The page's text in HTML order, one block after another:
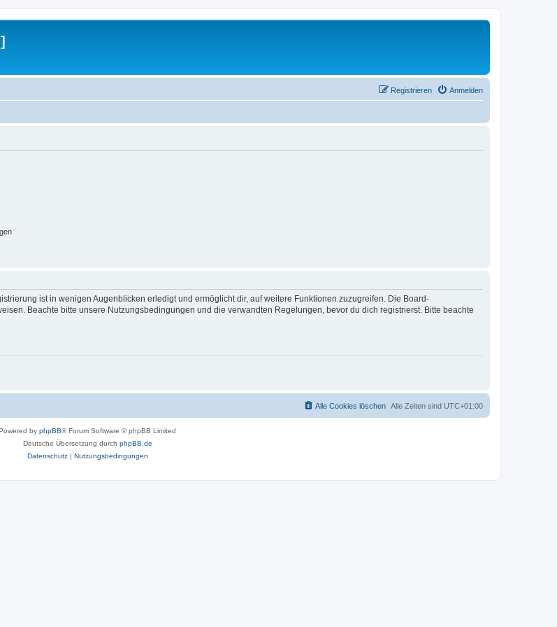
Anmelden
Registrieren
ist in wenigen Augenblicken erledigt und ermöglicht dir, auf weitere Funktionen zuzugreifen. Die Board-
Beachte bitte unsere Nutzungsbedingungen und die verwandten Regelungen, bevor du dich registrierst. Bitte beachte
Alle Zeiten sind UTC+01:00
Alle Cookies löschen
by phpBB® Forum Software © phpBB Limited
Deutsche Übersetzung durch phpBB.de
Datenschutz| Nutzungsbedingungen